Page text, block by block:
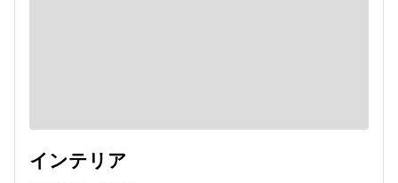
インテリア